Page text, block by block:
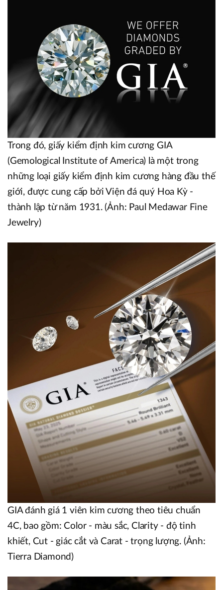
Trong đó, giấy kiểm định kim cương GIA
(Gemological Institute of America) là một trong
những loại giấy kiểm định kim cương hàng đầu thế
giới, được cung cấp bởi Viện đá quý Hoa Kỳ -
thành lập từ năm 1931. (Ảnh: Paul Medawar Fine
Jewelry)
GIA đánh giá 1 viên kim cương theo tiêu chuẩn
4C, bao gồm: Color - màu sắc, Clarity - độ tinh
khiết, Cut - giác cắt và Carat - trọng lượng. (Ảnh:
Tierra Diamond)